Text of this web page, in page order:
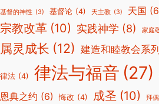
基督的神性 (3) 基督论 (4) 天主教 (3) 天国
宗教改革 (10) 实践神学 (8) 家庭
属灵成长 (12) 建造和睦教会系列
律法 (4) 律法与福音 (27)
恩典之约 (6) 悔改 (4) 成圣 (10) 拜